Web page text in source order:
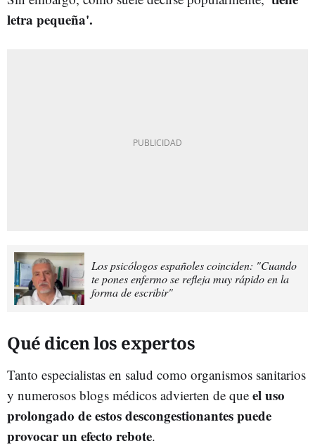
letra pequeña'.
Los psicólogos españoles coinciden: "Cuando
te pones enfermo se refleja muy rápido en la
forma de escribir"
Qué dicen los expertos
Tanto especialistas en salud como organismos sanitarios
y numerosos blogs médicos advierten de que el uso
prolongado de estos descongestionantes puede
provocar un efecto rebote.